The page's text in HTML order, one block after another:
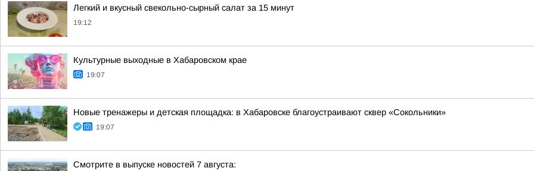
Легкий и вкусный свекольно-сырный салат за 15 минут
19:12
Культурные выходные в Хабаровском крае
19:07
Новые тренажеры и детская площадка: в Хабаровске благоустраивают сквер «Сокольники»
19:07
Смотрите в выпуске новостей 7 августа: